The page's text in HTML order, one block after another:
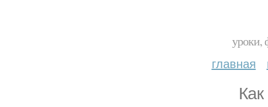
уроки,
главная